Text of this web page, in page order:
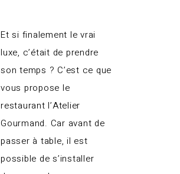
Et si finalement le vrai
luxe, c’était de prendre
son temps ? C’est ce que
vous propose le
restaurant l’Atelier
Gourmand. Car avant de
passer à table, il est
possible de s’installer